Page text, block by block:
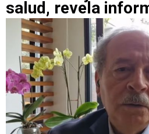
salud, revela